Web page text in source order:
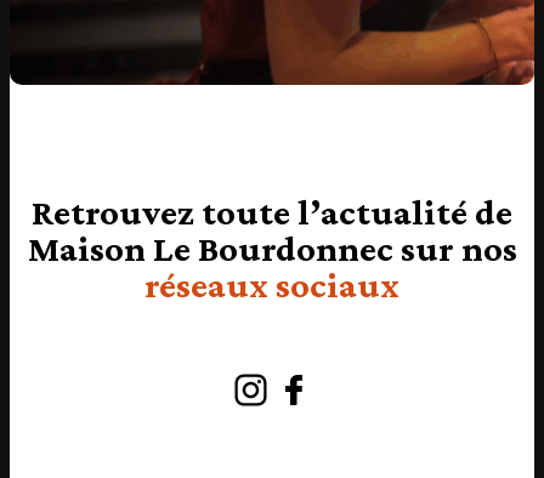
Retrouvez toute l’actualité de
Maison Le Bourdonnec sur nos
réseaux sociaux
Instagram